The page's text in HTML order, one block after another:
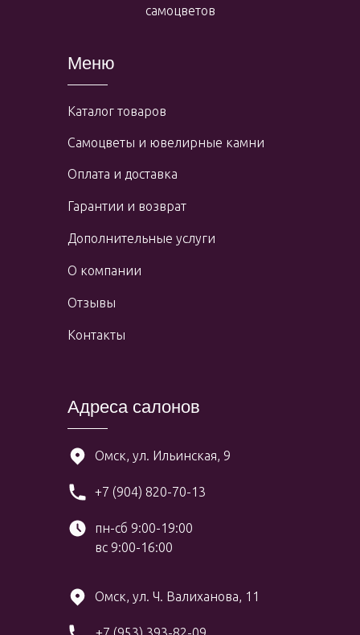
Меню
Каталог товаров
Самоцветы и ювелирные камни
Оплата и доставка
Адреса салонов
+7 (904) 820-70-13
пн-сб 9:00-19:00
вс 9:00-16:00
Омск, ул. Ильинская, 9
самоцветов
Омск, ул. Ч. Валиханова, 11
Гарантии и возврат
Дополнительные услуги
О компании
Отзывы
Контакты